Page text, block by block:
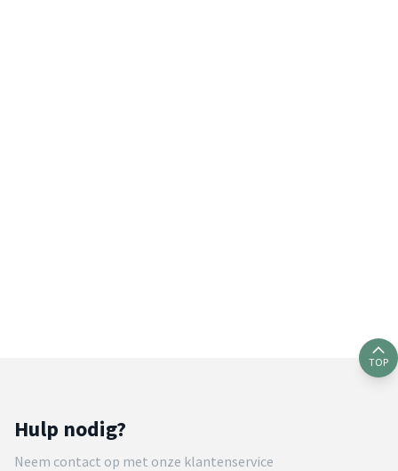
TOP
Hulp nodig?
Neem contact op met onze klantenservice